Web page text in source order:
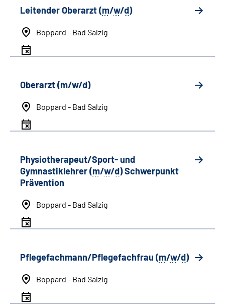
Leitender Oberarzt (m/w/d)
Boppard - Bad Salzig
Oberarzt (m/w/d)
Boppard - Bad Salzig
Physiotherapeut/Sport- und
Gymnastiklehrer (m/w/d) Schwerpunkt
Prävention
Boppard - Bad Salzig
Pflegefachmann/Pflegefachfrau (m/w/d)
Boppard - Bad Salzig